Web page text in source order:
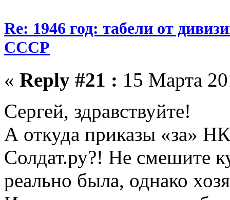
Re: 1946 год: табели от
СССР
« Reply #21 : 15 Марта
Сергей, здравствуйте!
А откуда приказы «за»
Солдат.ру?! Не смешите
реально была, однако